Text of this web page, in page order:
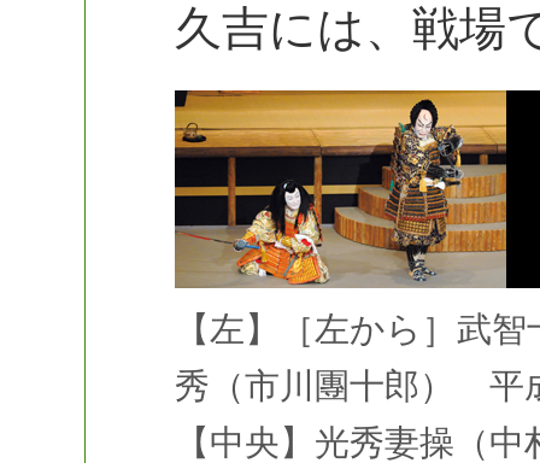
久吉には、戦場
【左】［左から］武
秀（市川團十郎） 平
【中央】光秀妻操（